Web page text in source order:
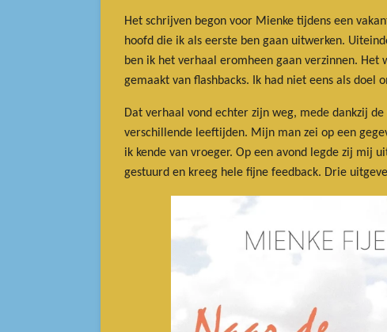
Het schrijven begon voor Mienke tijdens een
hoofd die ik als eerste ben gaan uitwerken.
ben ik het verhaal eromheen gaan verzinnen.
gemaakt van flashbacks. Ik had niet eens als doel
Dat verhaal vond echter zijn weg, mede dankzij
verschillende leeftijden. Mijn man zei op een
ik kende van vroeger. Op een avond legde zij mij
gestuurd en kreeg hele fijne feedback. Drie